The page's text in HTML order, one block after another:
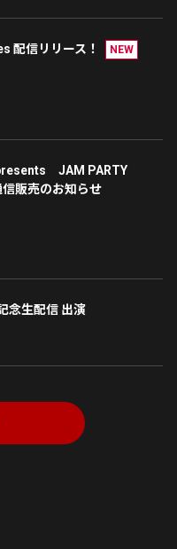
配信リリース！ NEW
JAM PARTY
販売のお知らせ
念生配信 出演